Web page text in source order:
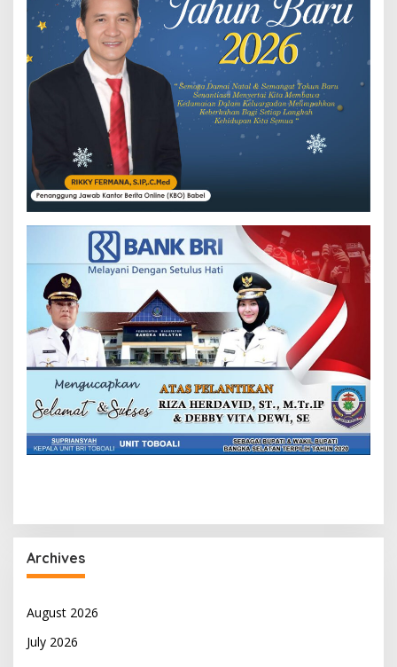
Archives
August 2026
July 2026